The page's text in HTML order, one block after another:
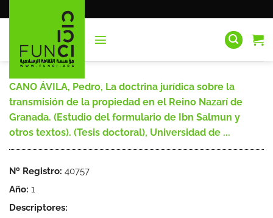
al
CANO ÁVILA, Pedro, La doctrina jurídica sobre la
transmisión de la propiedad en el Reino Nazarí de
Granada. (Estudio del formulario de Ibn Salmun y
otros textos). (Tesis doctoral), Universidad de ...
Nº Registro: 40757
Año: 1
Descriptores: